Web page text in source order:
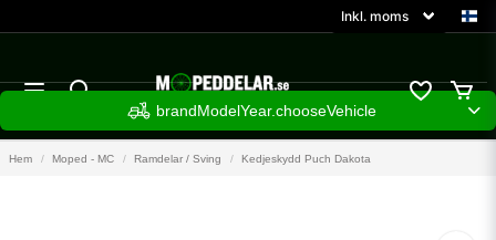
brandModelYear.chooseVehicle
Hem Moped - MC Ramdelar / Sving Kedjeskydd Puch Dakota